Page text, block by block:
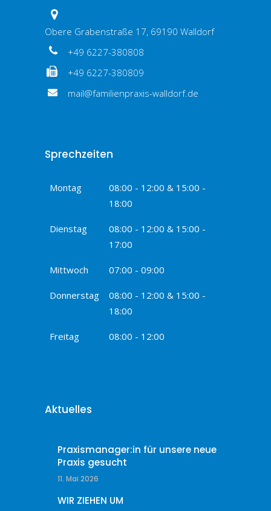
Obere Grabenstraße 17, 69190 Walldorf
+49 6227-380808
+49 6227-380809
mail@familienpraxis-walldorf.de
Sprechzeiten
Montag
08:00 - 12:00 & 15:00 -
18:00
Dienstag
08:00 - 12:00 & 15:00 -
17:00
Mittwoch 07:00 - 09:00
Donnerstag
08:00 - 12:00 & 15:00 -
18:00
Freitag 08:00 - 12:00
Aktuelles
Praxismanager:in für unsere neue
Praxis gesucht
11. Mai 2026
WIR ZIEHEN UM